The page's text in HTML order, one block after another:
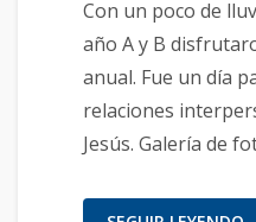
Con un poco de
año A y B
anual. Fue un día
relaciones
Jesús. Galería de